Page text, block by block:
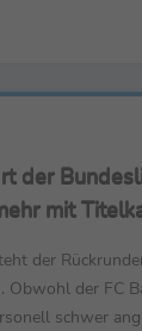
der
mit
der
Obwohl der FC
schwer